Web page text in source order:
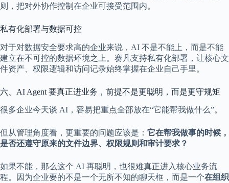
则，把对外协作控制在企业可接受范围内。
私有化部署与数据可控
对于对数据安全要求高的企业来说，AI 不是不能上，而是不能
建立在不可控的数据环境之上。赛凡支持私有化部署，让核心文
件资产、权限逻辑和访问记录始终掌握在企业自己手里。
六、AI Agent 要真正进业务，前提不是更聪明，而是更守规矩
很多企业今天谈 AI，容易把重点全部放在“它能帮我做什么”。
但从管理角度看，更重要的问题应该是： 它在帮我做事的时候，
是否还遵守原来的文件边界、权限规则和审计要求？
如果不能，那么这个 AI 再聪明，也很难真正进入核心业务流
程。因为企业要的不是一个无所不知的聊天框，而是一个在组织